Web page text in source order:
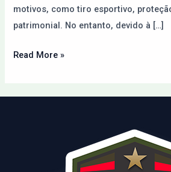
motivos, como tiro esportivo,
patrimonial. No entanto, devido à […]
Read More »